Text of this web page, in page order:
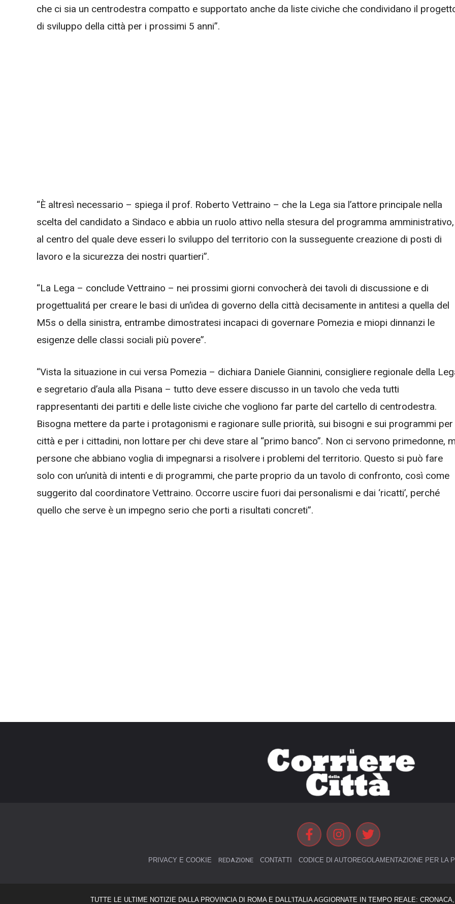
che ci sia un centrodestra compatto e supportato anche da liste civiche che condividano il
di sviluppo della città per i prossimi 5 anni”.
“È altresì necessario – spiega il prof. Roberto Vettraino – che la Lega sia l’attore principale nella
scelta del candidato a Sindaco e abbia un ruolo attivo nella stesura del programma amministrativo,
al centro del quale deve esseri lo sviluppo del territorio con la susseguente creazione di posti di
lavoro e la sicurezza dei nostri quartieri”.
“La Lega – conclude Vettraino – nei prossimi giorni convocherà dei tavoli di discussione e di
progettualitá per creare le basi di un’idea di governo della città decisamente in antitesi a quella del
M5s o della sinistra, entrambe dimostratesi incapaci di governare Pomezia e miopi dinnanzi le
esigenze delle classi sociali più povere”.
“Vista la situazione in cui versa Pomezia – dichiara Daniele Giannini, consigliere regionale della
e segretario d’aula alla Pisana – tutto deve essere discusso in un tavolo che veda tutti
rappresentanti dei partiti e delle liste civiche che vogliono far parte del cartello di centrodestra.
Bisogna mettere da parte i protagonismi e ragionare sulle priorità, sui bisogni e sui programmi per
città e per i cittadini, non lottare per chi deve stare al “primo banco”. Non ci servono primedonne,
persone che abbiano voglia di impegnarsi a risolvere i problemi del territorio. Questo si può fare
solo con un’unità di intenti e di programmi, che parte proprio da un tavolo di confronto, così come
suggerito dal coordinatore Vettraino. Occorre uscire fuori dai personalismi e dai ‘ricatti’, perché
quello che serve è un impegno serio che porti a risultati concreti”.
PRIVACY E COOKIE REDAZIONE CONTATTI CODICE DI AUTOREGOLAMENTAZIONE PER LA
TUTTE LE ULTIME NOTIZIE DALLA PROVINCIA DI ROMA E DALL'ITALIA AGGIORNATE IN TEMPO REALE: